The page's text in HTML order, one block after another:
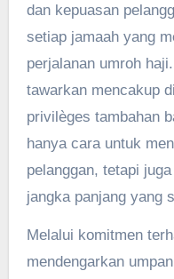
dan kepuasan
setiap jamaah yang
perjalanan umroh
tawarkan mencakup
privilèges tambahan
hanya cara untuk
pelanggan, tetapi
jangka panjang yang
Melalui komitmen
mendengarkan